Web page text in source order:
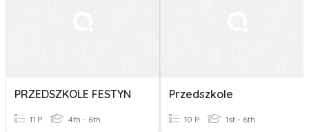
PRZEDSZKOLE FESTYN
11 P 4th - 6th
Przedszkole
10 P 1st - 6th